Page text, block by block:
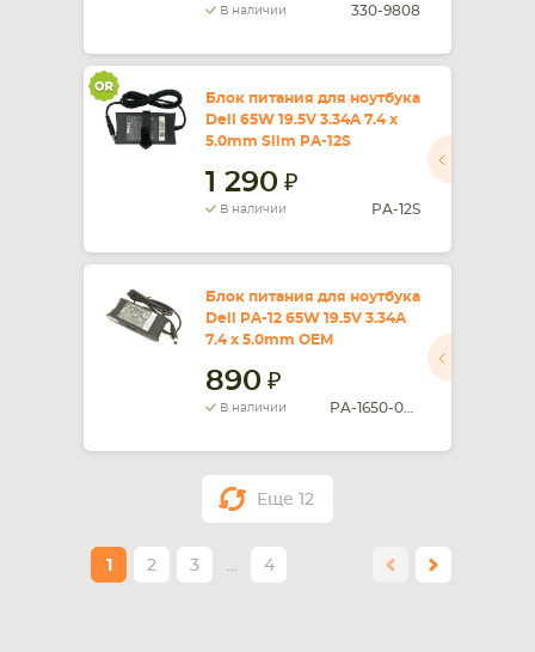
В наличии 330-9808
Блок питания для ноутбука
Dell 65W 19.5V 3.34A 7.4 x
5.0mm Slim PA-12S
1 290
В наличии PA-12S
Блок питания для ноутбука
Dell PA-12 65W 19.5V 3.34A
7.4 x 5.0mm OEM
890
В наличии
Еще 12
1 2 3 … 4